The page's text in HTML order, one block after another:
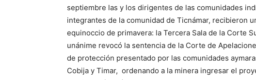
septiembre las y los dirigentes de las comunidades
integrantes de la comunidad de Ticnámar, recibieron
equinoccio de primavera: la Tercera Sala de la Corte
unánime revocó la sentencia de la Corte de
de protección presentado por las comunidades
Cobija y Timar, ordenando a la minera ingresar el